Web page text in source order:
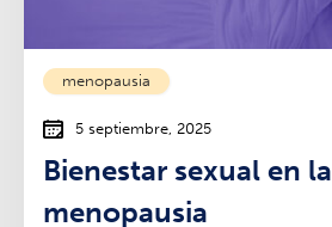
menopausia
5 septiembre, 2025
Bienestar sexual en la
menopausia